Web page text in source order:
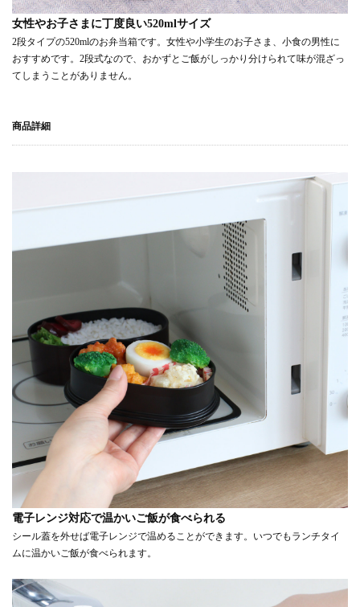
女性やお子さまに丁度良い520mlサイズ
2段タイプの520mlのお弁当箱です。女性や小学生のお子さま、小食の男性に
おすすめです。2段式なので、おかずとご飯がしっかり分けられて味が混ざっ
てしまうことがありません。
商品詳細
電子レンジ対応で温かいご飯が食べられる
シール蓋を外せば電子レンジで温めることができます。いつでもランチタイ
ムに温かいご飯が食べられます。